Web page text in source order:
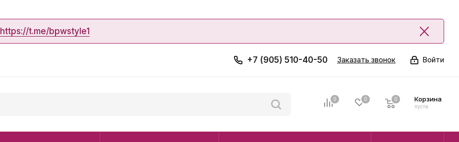
https://t.me/bpwstyle1
Войти
+7 (905) 510-40-50 Заказать звонок
0 0 Корзина
0
пуста
0